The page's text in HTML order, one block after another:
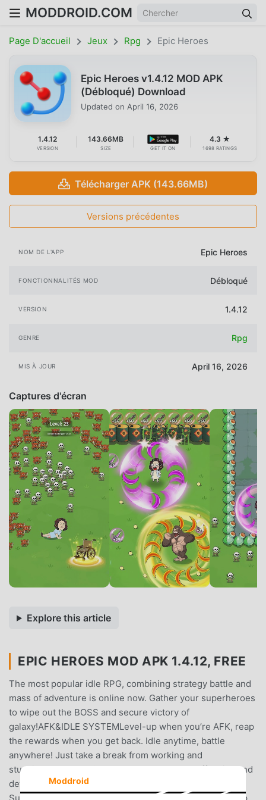
MODDROID.COM
Page D'accueil Jeux Rpg Epic Heroes
Epic Heroes v1.4.12 MOD APK
(Débloqué) Download
Updated on April 16, 2026
1.4.12
VERSION
143.66MB
SIZE GET IT ON
4.3 ★
1698 RATINGS
Télécharger APK (143.66MB)
Versions précédentes
NOM DE L'APP Epic Heroes
FONCTIONNALITÉS MOD Débloqué
VERSION 1.4.12
GENRE Rpg
MIS À JOUR April 16, 2026
Captures d'écran
Explore this article
EPIC HEROES MOD APK 1.4.12, FREE
The most popular idle RPG, combining strategy battle and
mass of adventure is online now. Gather your superheroes
to wipe out the BOSS and secure victory of
galaxy!AFK&IDLE SYSTEMLevel-up when you’re AFK, reap
the rewards when you get back. Idle anytime, battle
anywhere! Just take a break from working and
studying.STRAGEGIC BATTLEPlan your own offensive and
defensive strategy with hundreds of hero combinations.
Moddroid